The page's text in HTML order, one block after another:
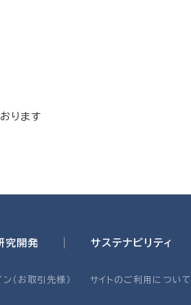
ります
究開発 サステナビリティ
（お取引先様） サイトのご利用について